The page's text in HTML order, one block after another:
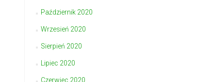
Październik 2020
Wrzesień 2020
Sierpień 2020
Lipiec 2020
Czerwiec 2020